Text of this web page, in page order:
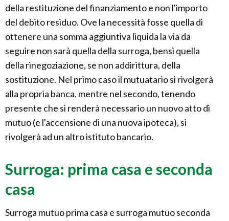
della restituzione del finanziamento e non l'importo
del debito residuo. Ove la necessità fosse quella di
ottenere una somma aggiuntiva liquida la via da
seguire non sarà quella della surroga, bensì quella
della rinegoziazione, se non addirittura, della
sostituzione. Nel primo caso il mutuatario si rivolgerà
alla propria banca, mentre nel secondo, tenendo
presente che si renderà necessario un nuovo atto di
mutuo (e l'accensione di una nuova ipoteca), si
rivolgerà ad un altro istituto bancario.
Surroga: prima casa e seconda
casa
Surroga mutuo prima casa e surroga mutuo seconda